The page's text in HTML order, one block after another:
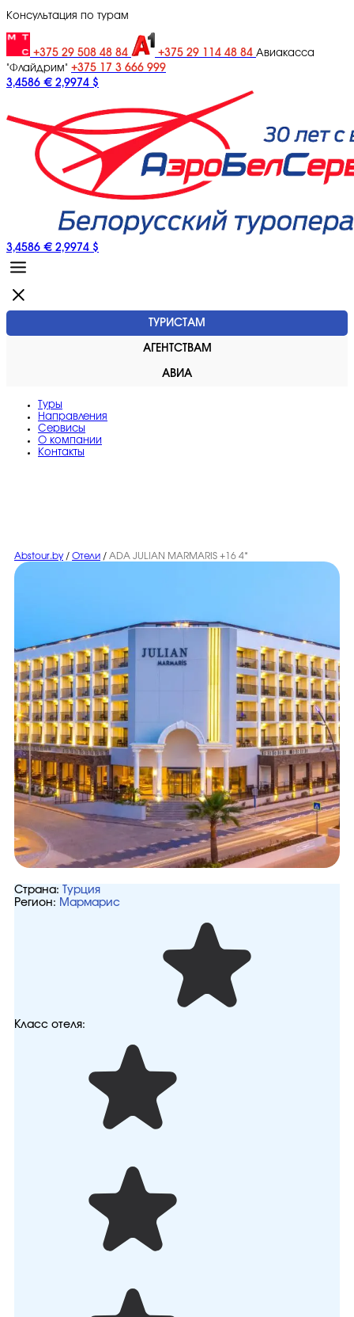
Консультация по турам
+375 29 508 48 84 +375 29 114 48 84 Авиакасса
"Флайдрим" +375 17 3 666 999
3,4586 € 2,9974 $
3,4586 € 2,9974 $
ТУРИСТАМ
АГЕНТСТВАМ
АВИА
Туры
Направления
Сервисы
O компании
Контакты
Abstour.by / Отели / ADA JULIAN MARMARIS +16 4*
Страна:
Турция
Регион: Мармарис
Класс отеля: